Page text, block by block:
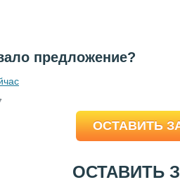
предложение?
ОСТАВИТЬ
ОСТАВИТЬ